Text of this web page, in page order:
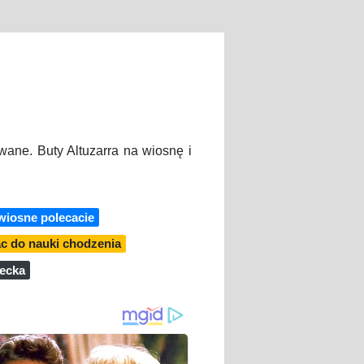
Buty Altuzarra na wiosnę i
polecacie
do nauki chodzenia